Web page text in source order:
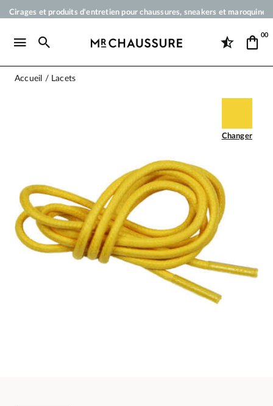
Cirages et produits d'entretien pour chaussures, sneakers et
Paiement en 3x 4x par carte bancaire dès 50 €
00
Accueil Lacets
Changer